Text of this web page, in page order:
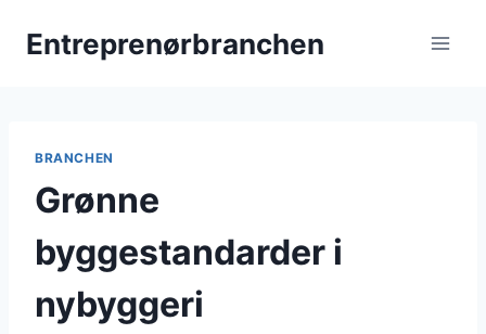
Entreprenørbranchen
BRANCHEN
Grønne
byggestandarder i
nybyggeri